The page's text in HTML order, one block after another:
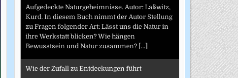
Aufgedeckte Naturgeheimnisse. Autor: Laßwitz,
Kurd. In diesem Buch nimmt der Autor Stellung
zu Fragen folgender Art: Lässt uns die Natur in
ihre Werkstatt blicken? Wie hängen
Bewusstsein und Natur zusammen? [...]
Wie der Zufall zu Entdeckungen führt